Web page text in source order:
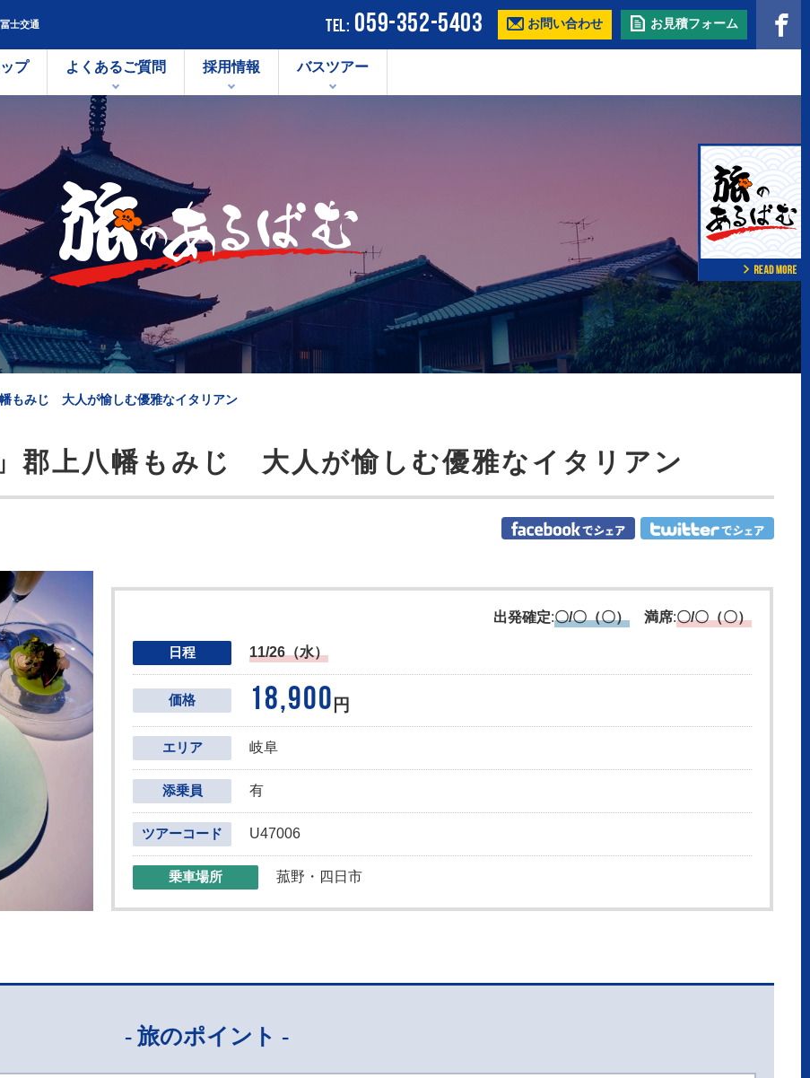
士交通 TEL: 059-352-5403 お問い合わせ お見積フォーム
プ
バス
SELEGA セレガ ※車椅子リフ
型）
GARA ガーラ（大型）
SELEGAR セレガアール（大
型）
（大型）
AERO MIDI エアロミディ（大
型）
NEW GARA ニューガーラ（中
GARAMIO ガーラミオ（中
LIESSE リエッセ（小型）
COASTER コースター（小
型）
よくあるご質問 採用情報 バスツアー
幡もみじ 大人が愉しむ優雅なイタリアン
郡上八幡もみじ 大人が愉しむ優雅なイタリアン
出発確定:〇/〇（〇） 満席:〇/〇（〇）
日程 11/26（水）
価格 18,900 円
エリア 岐阜
添乗員 有
ツアーコード U47006
乗車場所 菰野・四日市
- 旅のポイント -